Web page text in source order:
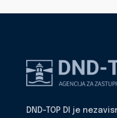
DND-TOP DI je